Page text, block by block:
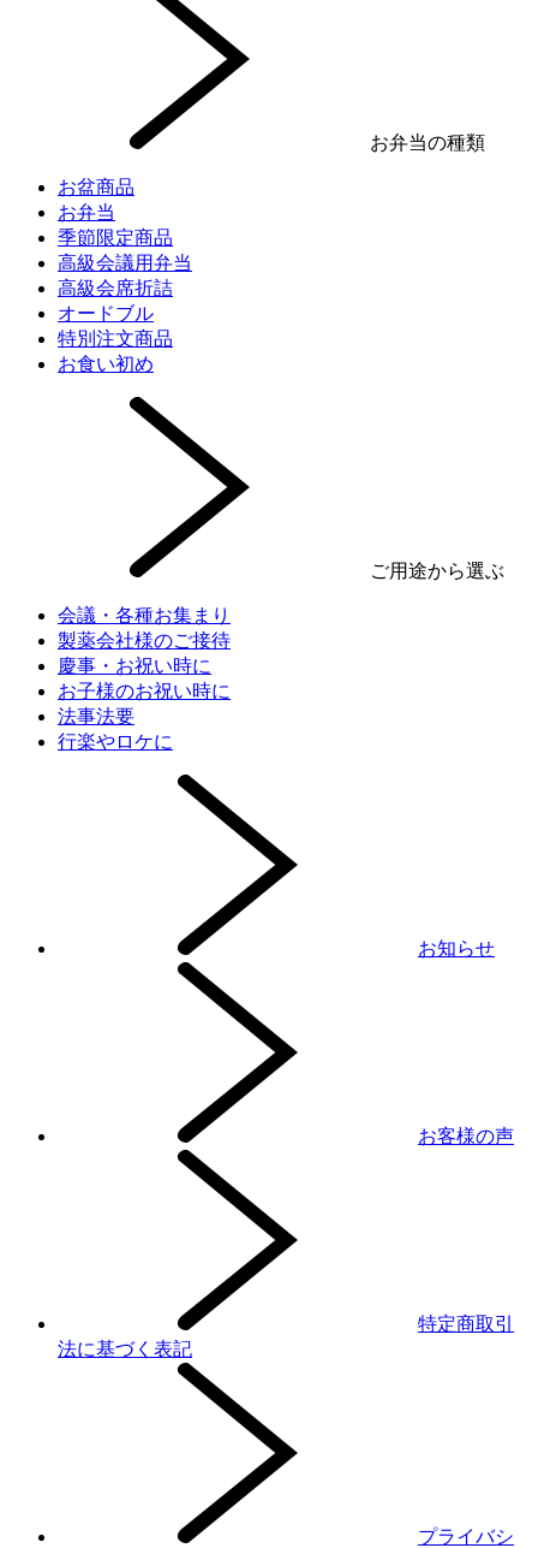
お弁当の種類
お盆商品
お弁当
季節限定商品
高級会議用弁当
高級会席折詰
オードブル
特別注文商品
お食い初め
ご用途から選ぶ
会議・各種お集まり
製薬会社様のご接待
慶事・お祝い時に
お子様のお祝い時に
法事法要
行楽やロケに
お知らせ
お客様の声
特定商取引
法に基づく表記
プライバシ